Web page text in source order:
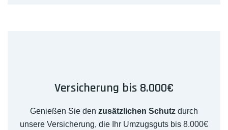
Versicherung bis 8.000€
Genießen Sie den zusätzlichen Schutz durch
unsere Versicherung, die Ihr Umzugsguts bis 8.000€